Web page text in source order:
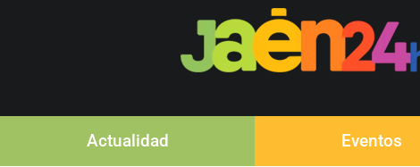
Actualidad Eventos